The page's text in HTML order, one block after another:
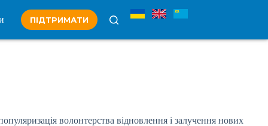
ПІДТРИМАТИ
волонтерства відновлення і залучення нових